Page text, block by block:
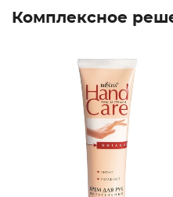
Комплексное